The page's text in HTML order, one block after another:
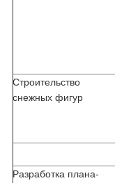
Строительство
снежных фигур
Разработка плана-